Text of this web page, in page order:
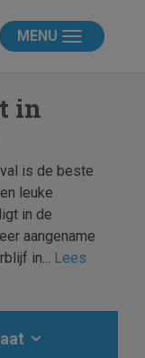
MENU
in
is de beste
leuke
in de
aangename
in... Lees